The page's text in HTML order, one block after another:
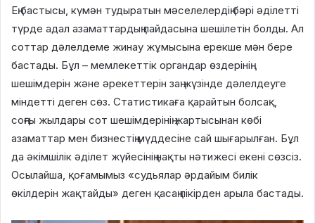
Ең бастысы, күмән тудыратын мәселелердің бәрі әділетті
түрде адал азаматтардың пайдасына шешілетін болды. Ал
соттар дәлелдеме жинау жұмысына ерекше мән бере
бастады. Бұл – мемлекеттік органдар өздерінің
шешімдерін және әрекеттерін заң жүзінде дәлелдеуге
міндетті деген сөз. Статистикаға қарайтын болсақ,
соңғы жылдары сот шешімдерінің жартысынан көбі
азаматтар мен бизнестің мүддесіне сай шығарылған. Бұл
да әкімшілік әділет жүйесінің нақты нәтижесі екені сөзсіз.
Осылайша, қоғамымыз «судьялар әрдайым билік
өкілдерін жақтайды» деген қасаң пікірден арыла бастады.